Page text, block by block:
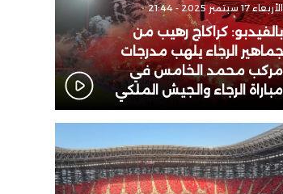
الأربعاء 17 سبتمبر 2025 - 21:44
بالفيدبو: كراكاج رهيب من
جماهير الرجاء يلهب مدرجات
مركب محمد الخامس في
مباراة الرجاء والجيش الملكي